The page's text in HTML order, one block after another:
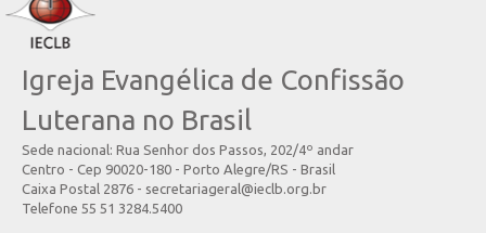
Igreja Evangélica de Confissão
Luterana no Brasil
Sede nacional: Rua Senhor dos Passos, 202/4º andar
Centro - Cep 90020-180 - Porto Alegre/RS - Brasil
Caixa Postal 2876 - secretariageral@ieclb.org.br
Telefone 55 51 3284.5400